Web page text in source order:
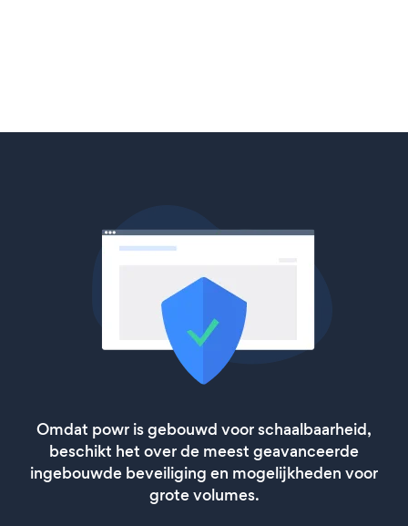
Omdat powr is gebouwd voor schaalbaarheid,
beschikt het over de meest geavanceerde
ingebouwde beveiliging en mogelijkheden voor
grote volumes.